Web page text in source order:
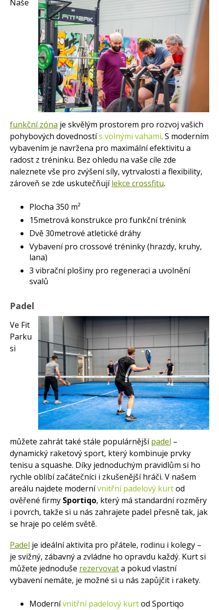
Naše
funkční zóna je skvělým prostorem pro rozvoj vašich
pohybových dovednostís volnými vahami. S moderním
vybavením je navržena pro maximální efektivitu a
radost z tréninku. Bez ohledu na vaše cíle zde
naleznete vše pro zvýšení síly, vytrvalosti a flexibility,
zároveň se zde uskutečňujílekce crossfitu.
Plocha 350 m²
15metrová konstrukce pro funkční trénink
Dvě 30metrové atletické dráhy
Vybavení pro crossové tréninky (hrazdy, kruhy,
lana)
3 vibrační plošiny pro regeneraci a uvolnění
svalů
Padel
Ve Fit
Parku
si
můžete zahrát také stále populárnějšípadel –
dynamický raketový sport, který kombinuje prvky
tenisu a squashe. Díky jednoduchým pravidlům si ho
rychle oblíbí začátečníci i zkušenější hráči. V našem
areálu najdete modernívnitřní padelový kurtod
ověřené firmy Sportiqo, který má standardní rozměry
i povrch, takže si u nás zahrajete padel přesně tak, jak
se hraje po celém světě.
Padel je ideální aktivita pro přátele, rodinu i kolegy –
je svižný, zábavný a zvládne ho opravdu každý. Kurt si
můžete jednoduše rezervovata pokud vlastní
vybavení nemáte, je možné si u nás zapůjčit i rakety.
Modernívnitřní padelový kurt
od Sportiqo